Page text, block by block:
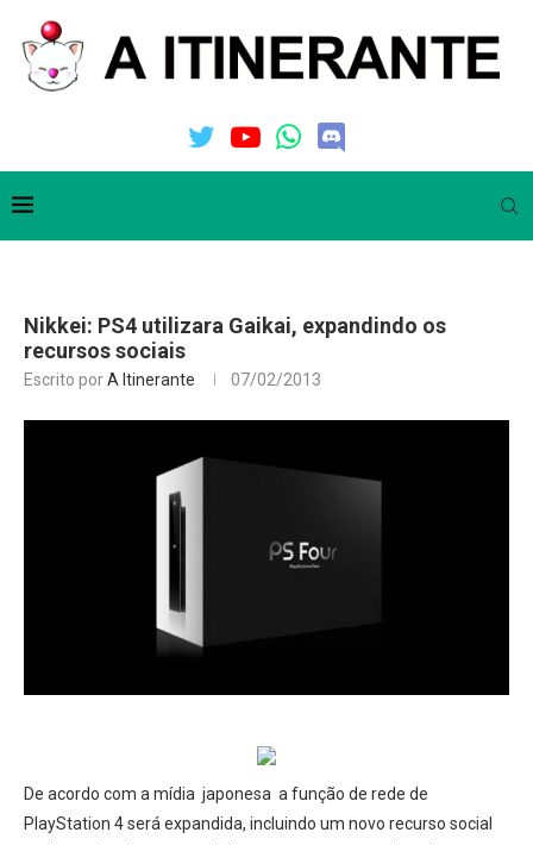
Nikkei: PS4 utilizara Gaikai, expandindo os
recursos sociais
Escrito porA Itinerante 07/02/2013
De acordo com a mídia japonesa a função de rede de
PlayStation 4 será expandida, incluindo um novo recurso social